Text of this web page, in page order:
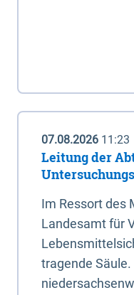
07.08.2026 11:23
Leitung der
Im Ressort des
Landesamt für
tragende